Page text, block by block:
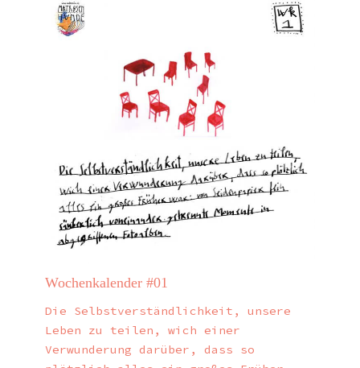
Wochenkalender #01
Die Selbstverständlichkeit, unsere
Leben zu teilen, wich einer
Verwunderung darüber, dass so